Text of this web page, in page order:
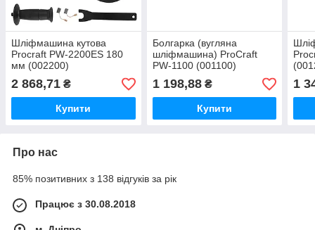
Шліфмашина кутова
Procraft PW-2200ES 180
мм (002200)
2 868,71 ₴
Купити
Болгарка (вугляна
шліфмашина) ProCraft
PW-1100 (001100)
1 198,88₴
Купити
1
Про нас
85% позитивних з 138 відгуків за рік
Працює з 30.08.2018